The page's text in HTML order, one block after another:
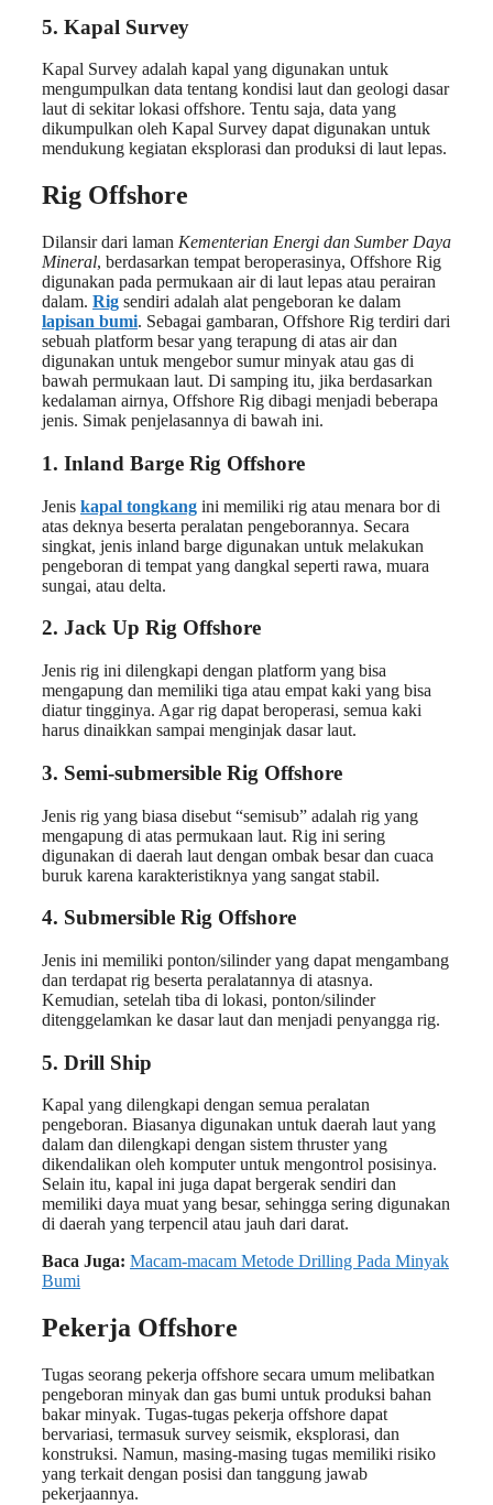
5. Kapal Survey
Kapal Survey adalah kapal yang digunakan untuk
mengumpulkan data tentang kondisi laut dan geologi dasar
laut di sekitar lokasi offshore. Tentu saja, data yang
dikumpulkan oleh Kapal Survey dapat digunakan untuk
mendukung kegiatan eksplorasi dan produksi di laut lepas.
Rig Offshore
Dilansir dari laman Kementerian Energi dan Sumber Daya
Mineral, berdasarkan tempat beroperasinya, Offshore Rig
digunakan pada permukaan air di laut lepas atau perairan
dalam. Rig sendiri adalah alat pengeboran ke dalam
lapisan bumi. Sebagai gambaran, Offshore Rig terdiri dari
sebuah platform besar yang terapung di atas air dan
digunakan untuk mengebor sumur minyak atau gas di
bawah permukaan laut. Di samping itu, jika berdasarkan
kedalaman airnya, Offshore Rig dibagi menjadi beberapa
jenis. Simak penjelasannya di bawah ini.
1. Inland Barge Rig Offshore
Jenis kapal tongkang ini memiliki rig atau menara bor di
atas deknya beserta peralatan pengeborannya. Secara
singkat, jenis inland barge digunakan untuk melakukan
pengeboran di tempat yang dangkal seperti rawa, muara
sungai, atau delta.
2. Jack Up Rig Offshore
Jenis rig ini dilengkapi dengan platform yang bisa
mengapung dan memiliki tiga atau empat kaki yang bisa
diatur tingginya. Agar rig dapat beroperasi, semua kaki
harus dinaikkan sampai menginjak dasar laut.
3. Semi-submersible Rig Offshore
Jenis rig yang biasa disebut “semisub” adalah rig yang
mengapung di atas permukaan laut. Rig ini sering
digunakan di daerah laut dengan ombak besar dan cuaca
buruk karena karakteristiknya yang sangat stabil.
4. Submersible Rig Offshore
Jenis ini memiliki ponton/silinder yang dapat mengambang
dan terdapat rig beserta peralatannya di atasnya.
Kemudian, setelah tiba di lokasi, ponton/silinder
ditenggelamkan ke dasar laut dan menjadi penyangga rig.
5. Drill Ship
Kapal yang dilengkapi dengan semua peralatan
pengeboran. Biasanya digunakan untuk daerah laut yang
dalam dan dilengkapi dengan sistem thruster yang
dikendalikan oleh komputer untuk mengontrol posisinya.
Selain itu, kapal ini juga dapat bergerak sendiri dan
memiliki daya muat yang besar, sehingga sering digunakan
di daerah yang terpencil atau jauh dari darat.
Baca Juga: Macam-macam Metode Drilling Pada Minyak
Bumi
Pekerja Offshore
Tugas seorang pekerja offshore secara umum melibatkan
pengeboran minyak dan gas bumi untuk produksi bahan
bakar minyak. Tugas-tugas pekerja offshore dapat
bervariasi, termasuk survey seismik, eksplorasi, dan
konstruksi. Namun, masing-masing tugas memiliki risiko
yang terkait dengan posisi dan tanggung jawab
pekerjaannya.